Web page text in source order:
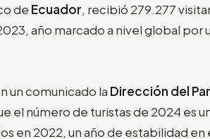
de Ecuador, recibió 279.277
año marcado a nivel global por
un comunicado la Dirección del
el número de turistas de 2024 es
en 2022, un año de estabilidad en